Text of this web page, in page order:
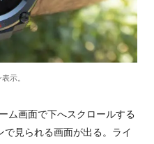
示。
ム画面で下へスクロールする
で見られる画面が出る。ライ